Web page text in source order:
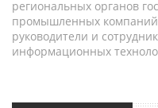
региональных органов
промышленных
руководители и
информационных